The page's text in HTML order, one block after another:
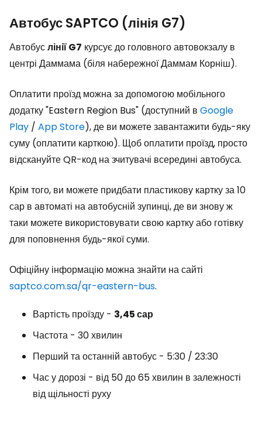
Автобус SAPTCO (лінія G7)
Автобуслінії G7 курсує до головного автовокзалу в
центрі Даммама (біля набережної Даммам Корніш).
Оплатити проїзд можна за допомогою мобільного
додатку "Eastern Region Bus" (доступний в Google
Play / App Store), де ви можете завантажити будь-яку
суму (оплатити карткою). Щоб оплатити проїзд, просто
відскануйте QR-код на зчитувачі всередині автобуса.
Крім того, ви можете придбати пластикову картку за 10
сар в автоматі на автобусній зупинці, де ви знову ж
таки можете використовувати свою картку або готівку
для поповнення будь-якої суми.
Офіційну інформацію можна знайти на сайті
saptco.com.sa/qr-eastern-bus.
Вартість проїзду - 3,45 сар
Частота - 30 хвилин
Перший та останній автобус - 5:30 / 23:30
Час у дорозі - від 50 до 65 хвилин в залежності
від щільності руху